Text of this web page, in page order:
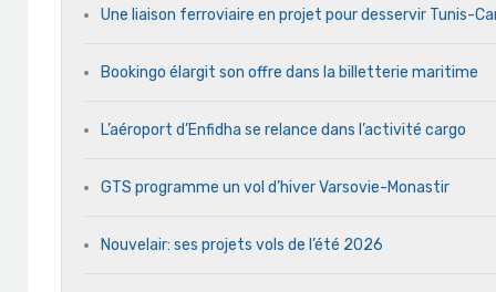
Une liaison ferroviaire en projet pour desservir Tunis-
Bookingo élargit son offre dans la billetterie maritime
L’aéroport d’Enfidha se relance dans l’activité cargo
GTS programme un vol d’hiver Varsovie-Monastir
Nouvelair: ses projets vols de l’été 2026